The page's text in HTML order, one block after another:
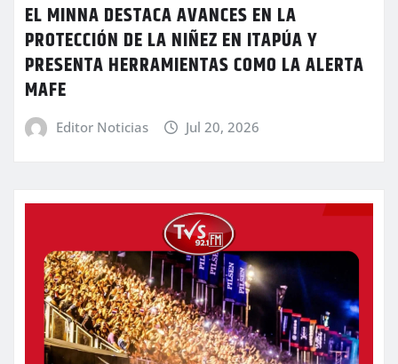
EL MINNA DESTACA AVANCES EN LA
PROTECCIÓN DE LA NIÑEZ EN ITAPÚA Y
PRESENTA HERRAMIENTAS COMO LA ALERTA
MAFE
Editor Noticias Jul 20, 2026